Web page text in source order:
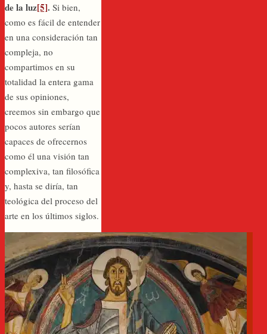
de la luz[5]. Si bien,
como es fácil de entender
en una consideración tan
compleja, no
compartimos en su
totalidad la entera gama
de sus opiniones,
creemos sin embargo que
pocos autores serían
capaces de ofrecernos
como él una visión tan
complexiva, tan filosófica
y, hasta se diría, tan
teológica del proceso del
arte en los últimos siglos.